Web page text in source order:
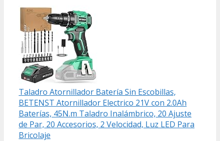
Taladro Atornillador Batería Sin Escobillas,
BETENST Atornillador Electrico 21V con 2.0Ah
Baterías, 45N.m Taladro Inalámbrico, 20 Ajuste
de Par, 20 Accesorios, 2 Velocidad, Luz LED Para
Bricolaje